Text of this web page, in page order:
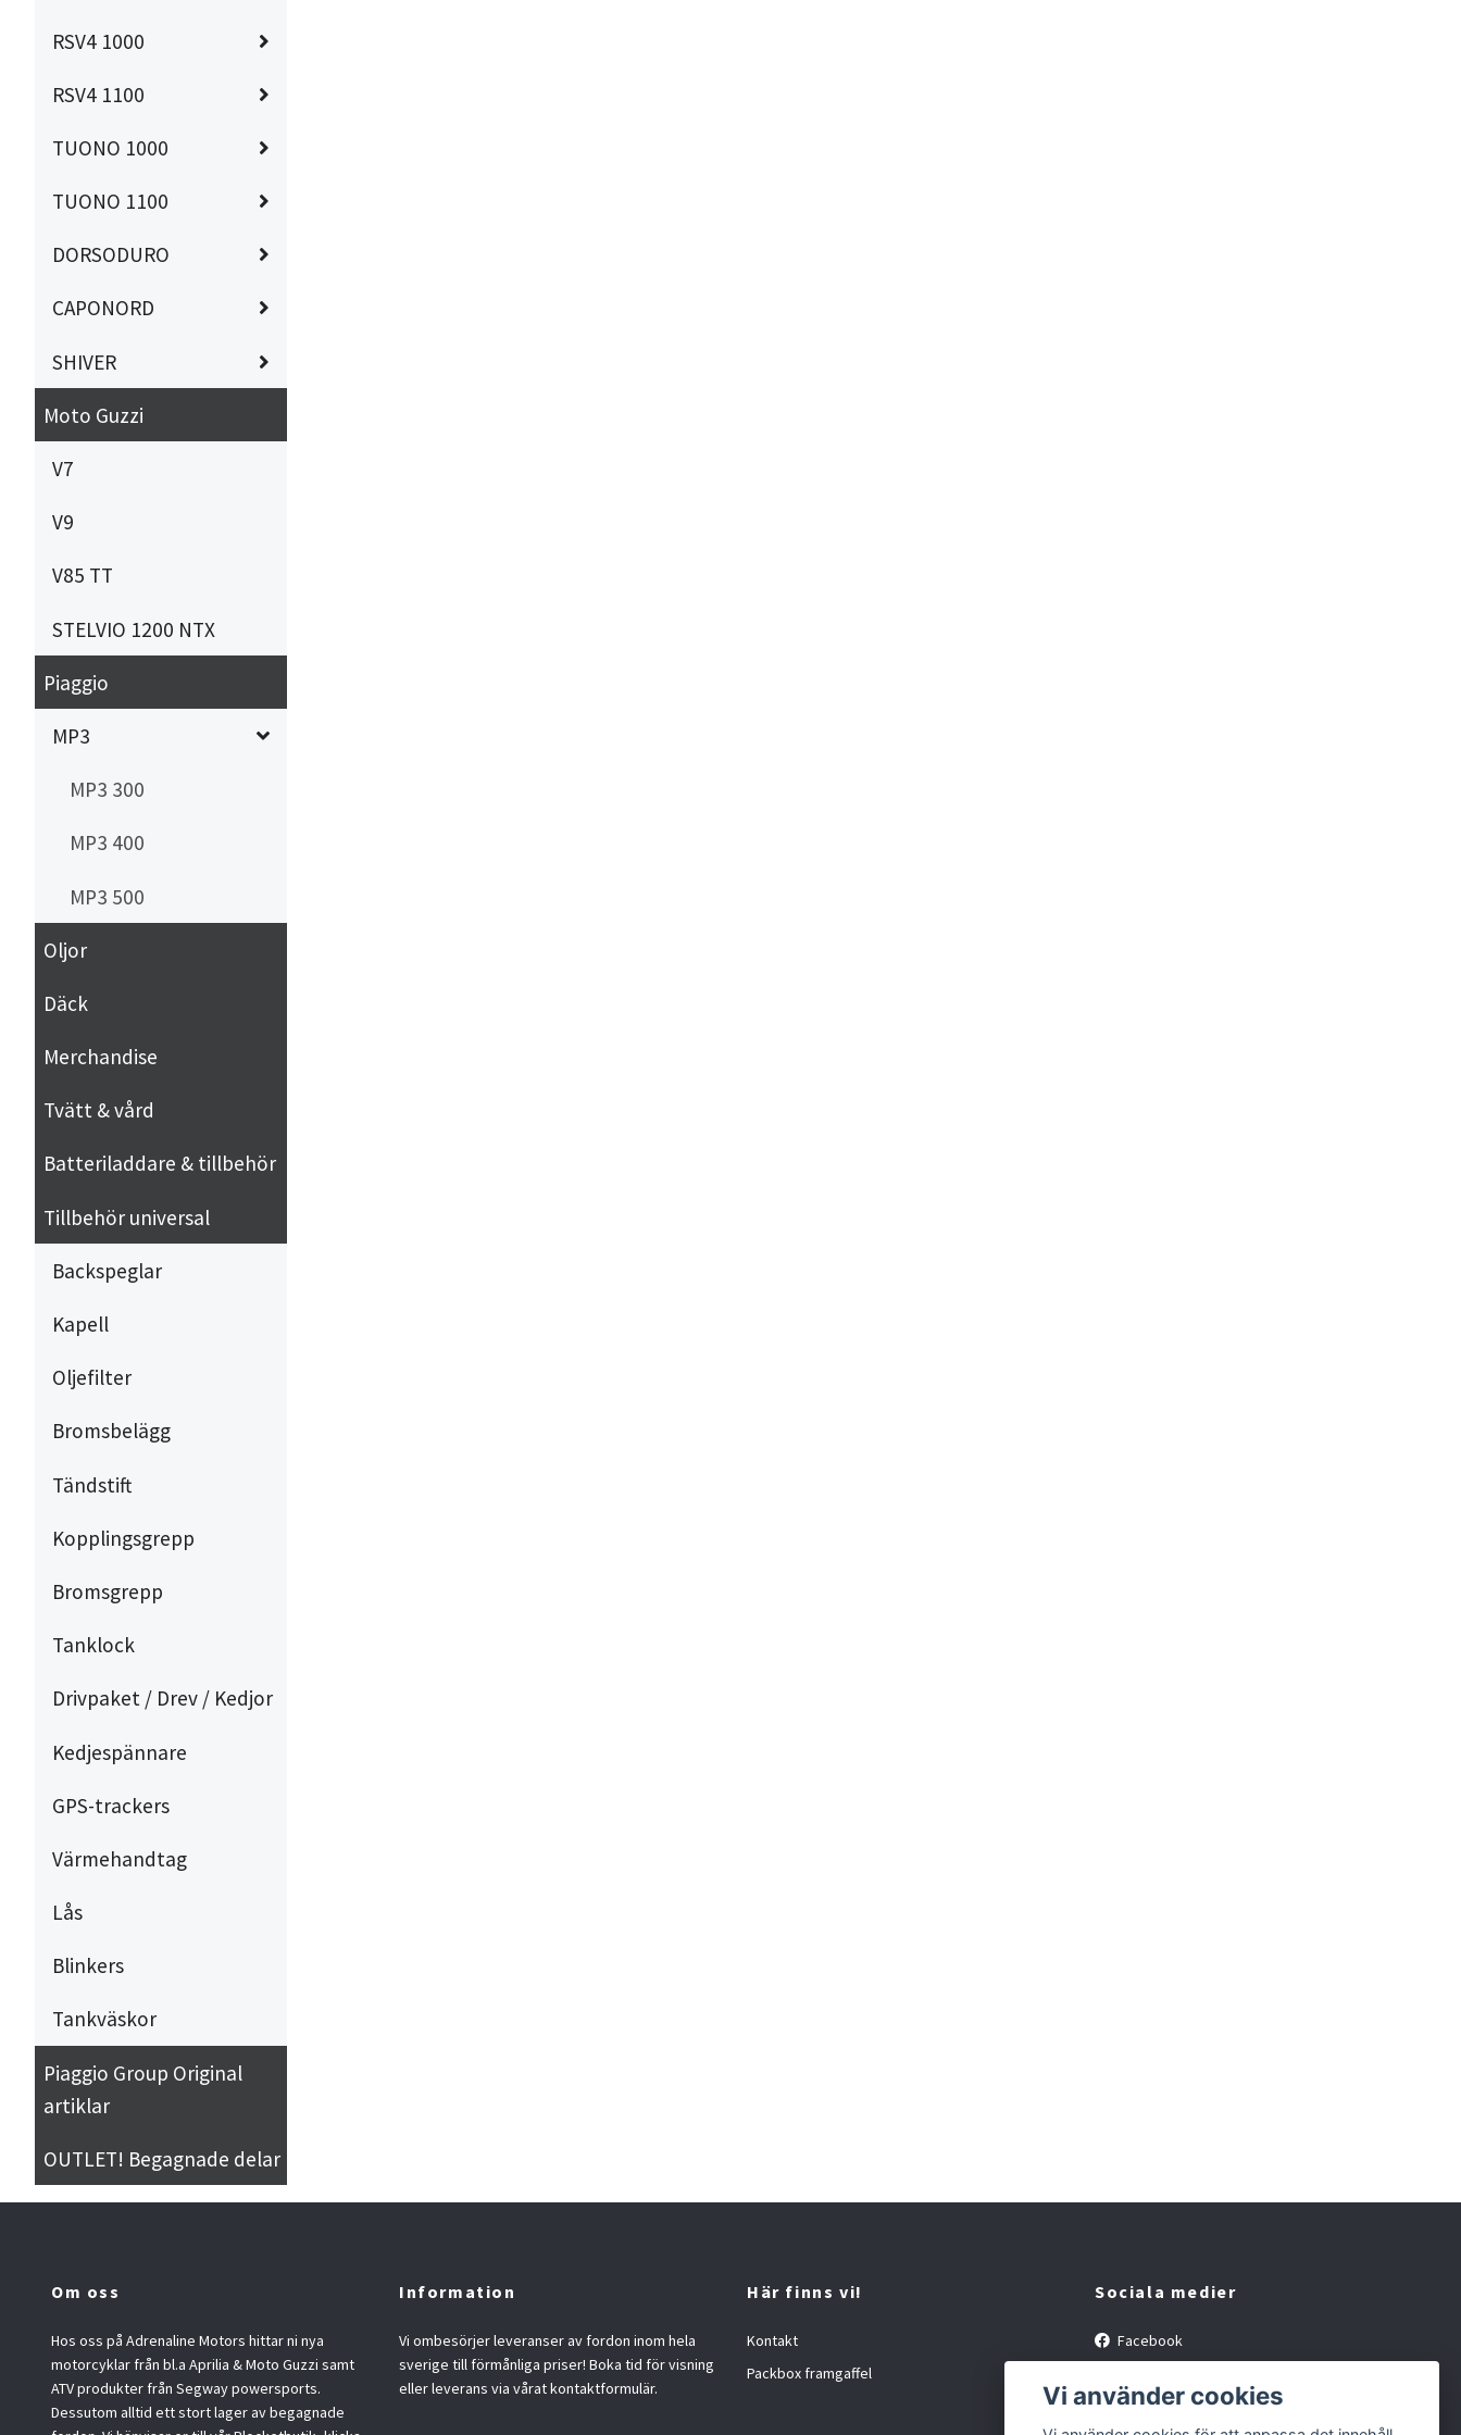
RSV4 1000
RSV4 1100
TUONO 1000
TUONO 1100
DORSODURO
CAPONORD
SHIVER
Moto Guzzi
V7
V9
V85 TT
STELVIO 1200 NTX
Piaggio
MP3
MP3 300
MP3 400
MP3 500
Oljor
Däck
Merchandise
Tvätt & vård
Batteriladdare & tillbehör
Tillbehör universal
Backspeglar
Kapell
Oljefilter
Bromsbelägg
Tändstift
Kopplingsgrepp
Bromsgrepp
Tanklock
Drivpaket / Drev / Kedjor
Kedjespännare
GPS-trackers
Värmehandtag
Lås
Blinkers
Tankväskor
Piaggio Group Original
artiklar
OUTLET! Begagnade delar
Om oss
Hos oss på Adrenaline Motors hittar ni nya
motorcyklar från bl.a Aprilia & Moto Guzzi samt
ATV produkter från Segway powersports.
Dessutom alltid ett stort lager av begagnade
Information
Vi ombesörjer leveranser av fordon inom hela
sverige till förmånliga priser! Boka tid för visning
eller leverans via vårat kontaktformulär.
Här finns vi!
Kontakt
Packbox framgaffel
Sociala medier
Facebook
Vi använder cookies